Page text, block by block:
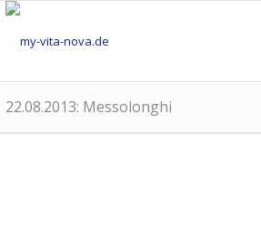
22.08.2013: Messolonghi